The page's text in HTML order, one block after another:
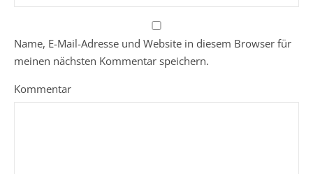
Name, E-Mail-Adresse und Website in diesem Browser für
meinen nächsten Kommentar speichern.
Kommentar